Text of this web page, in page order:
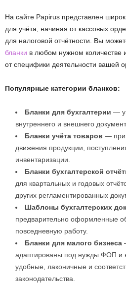
На сайте Papirus представлен
для учёта, начиная от кассовых
для налоговой отчётности. Вы
бланки в любом нужном количестве
от специфики деятельности вашей
Популярные категории бланков:
Бланки для бухгалтерии —
внутреннего и внешнего
Бланки учёта товаров —
движения продукции,
инвентаризации.
Бланки бухгалтерской
для квартальных и годовых
других регламентированных
Шаблоны бухгалтерских
предварительно оформленные
повседневную работу.
Бланки для малого бизнеса
адаптированы под нужды ФОП и
удобные, лаконичные и
законодательства.